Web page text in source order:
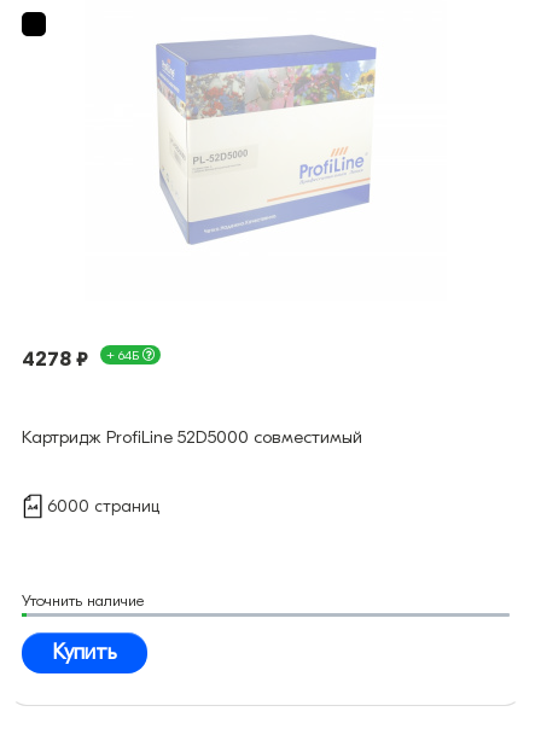
4278 ₽ + 64Б
Картридж ProfiLine 52D5000 совместимый
6000 страниц
Уточнить наличие
Купить